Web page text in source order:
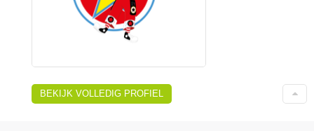
BEKIJK VOLLEDIG PROFIEL